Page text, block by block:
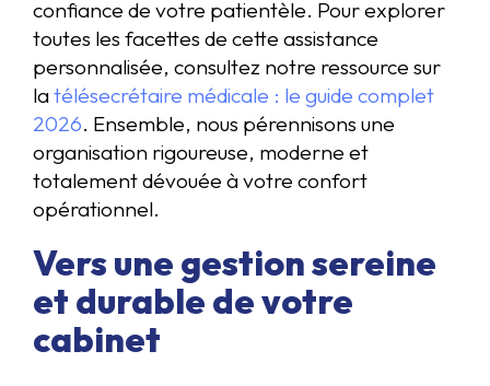
confiance de votre patientèle. Pour explorer
toutes les facettes de cette assistance
personnalisée, consultez notre ressource sur
latélésecrétaire médicale : le guide complet
2026. Ensemble, nous pérennisons une
organisation rigoureuse, moderne et
totalement dévouée à votre confort
opérationnel.
Vers une gestion sereine
et durable de votre
cabinet